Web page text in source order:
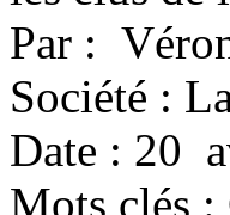
Par :
Société :
Date : 20
Mots clés :